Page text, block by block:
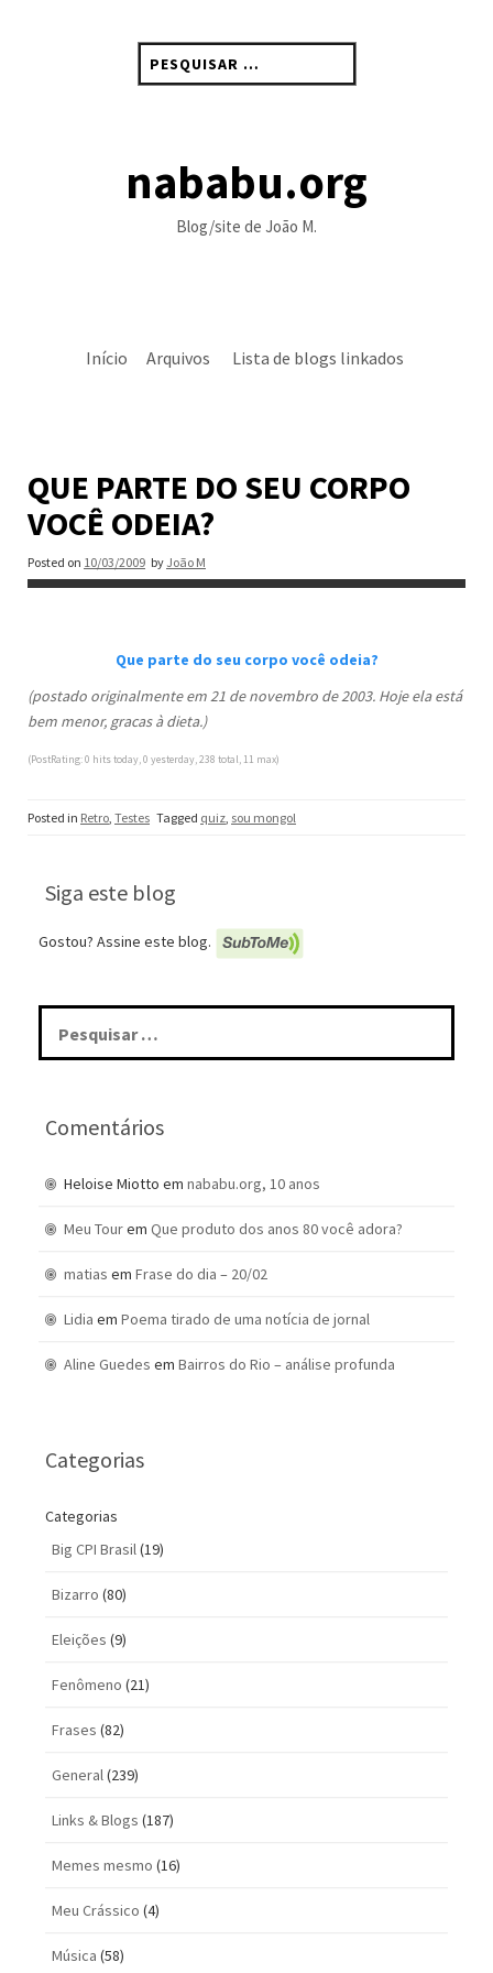
por:
nababu.org
Blog/site de João M.
Início Arquivos Lista de blogs linkados
QUE PARTE DO SEU CORPO
VOCÊ ODEIA?
Posted on 10/03/2009 by João M
Que parte do seu corpo você odeia?
(postado originalmente em 21 de novembro de 2003. Hoje ela está
bem menor, gracas à dieta.)
(PostRating: 0 hits today, 0 yesterday, 238 total, 11 max)
Posted in Retro, Testes Tagged quiz, sou mongol
Siga este blog
Gostou? Assine este blog.
Pesquisar
por:
Comentários
Heloise Miotto em nababu.org, 10 anos
Meu Tourem Que produto dos anos 80 você adora?
matias em Frase do dia – 20/02
Lidia em Poema tirado de uma notícia de jornal
Aline Guedes em Bairros do Rio – análise profunda
Categorias
Categorias
Big CPI Brasil(19)
Bizarro (80)
Eleições (9)
Fenômeno (21)
Frases (82)
General(239)
Links & Blogs (187)
Memes mesmo (16)
Meu Crássico (4)
Música (58)